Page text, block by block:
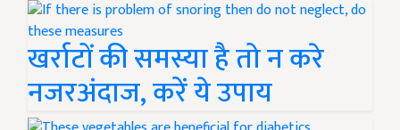
खर्राटों की समस्या है तो न करे
नजरअंदाज, करें ये उपाय